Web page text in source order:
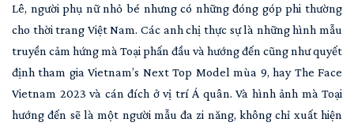
Lê, người phụ nữ nhỏ bé nhưng có những đóng góp phi thường
cho thời trang Việt Nam. Các anh chị thực sự là những hình mẫu
truyền cảm hứng mà Toại phấn đầu và hướng đến cũng như quyết
định tham gia Vietnam’s Next Top Model mùa 9, hay The Face
Vietnam 2023 và cán đích ở vị trí Á quân. Và hình ảnh mà Toại
hướng đến sẽ là một người mẫu đa zi năng, không chỉ xuất hiện